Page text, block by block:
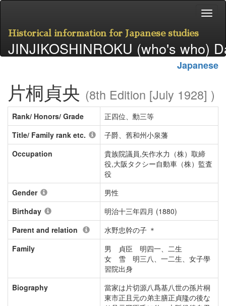
Historical information for Japanese studies
JINJIKOSHINROKU (who's who)
Japanese
片桐貞央 (8th Edition [July 1928] )
Rank/ Honors/ Grade
正四位、勳三等
Title/ Family rank etc.
子爵、舊和州小泉藩
Occupation
貴族院議員,矢作水力（株）取締
役,大阪タクシー自動車（株）監査
役
Gender
男性
Birthday
明治十三年四月 (1880)
Parent and relation
水野忠幹の子 ＊
Family
男 貞臣 明四一、二生
女 雪 明三八、一二生、女子學
習院出身
Biography
當家は片切源八爲基八世の孫片桐
東市正且元の弟主膳正貞隆の後な